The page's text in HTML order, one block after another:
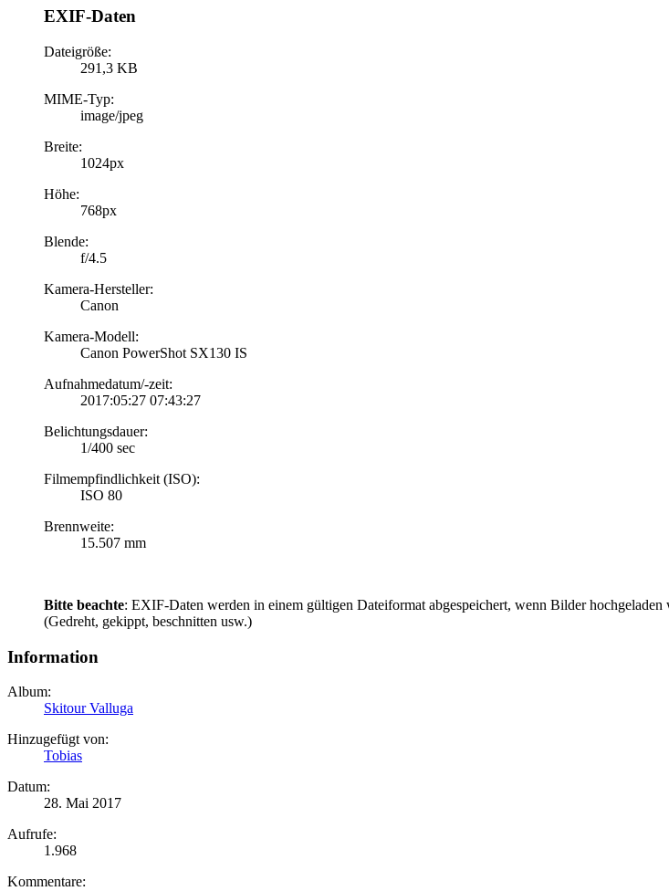
EXIF-Daten
Dateigröße:
291,3 KB
MIME-Typ:
image/jpeg
Breite:
1024px
Höhe:
768px
Blende:
f/4.5
Kamera-Hersteller:
Canon
Kamera-Modell:
Canon PowerShot SX130 IS
Aufnahmedatum/-zeit:
2017:05:27 07:43:27
Belichtungsdauer:
1/400 sec
Filmempfindlichkeit (ISO):
ISO 80
Brennweite:
15.507 mm
Bitte beachte: EXIF-Daten werden in einem gültigen Dateiformat abgespeichert, wenn Bilder
(Gedreht, gekippt, beschnitten usw.)
Information
Album:
Skitour Valluga
Hinzugefügt von:
Tobias
Datum:
28. Mai 2017
Aufrufe:
1.968
Kommentare: